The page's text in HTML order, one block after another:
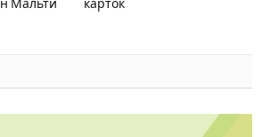
Мальти
карток